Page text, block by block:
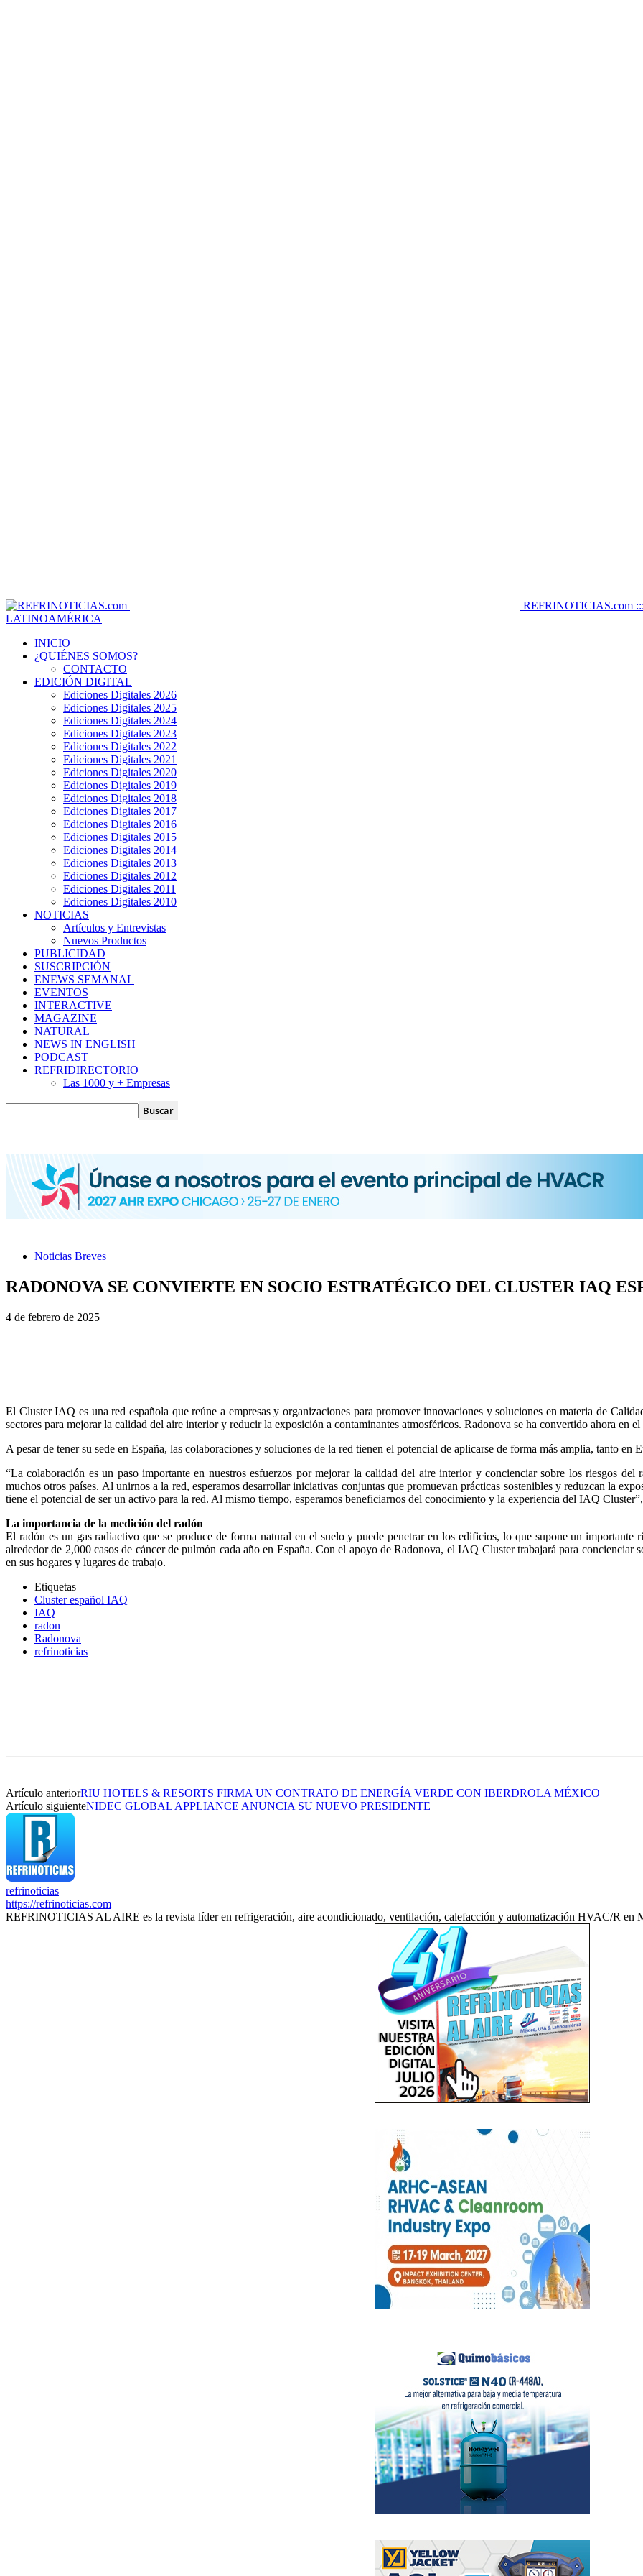
REFRINOTICIAS.com
LATINOAMÉRICA
INICIO
¿QUIÉNES SOMOS?
CONTACTO
EDICIÓN DIGITAL
Ediciones Digitales 2026
Ediciones Digitales 2025
Ediciones Digitales 2024
Ediciones Digitales 2023
Ediciones Digitales 2022
Ediciones Digitales 2021
Ediciones Digitales 2020
Ediciones Digitales 2019
Ediciones Digitales 2018
Ediciones Digitales 2017
Ediciones Digitales 2016
Ediciones Digitales 2015
Ediciones Digitales 2014
Ediciones Digitales 2013
Ediciones Digitales 2012
Ediciones Digitales 2011
Ediciones Digitales 2010
NOTICIAS
Artículos y Entrevistas
Nuevos Productos
PUBLICIDAD
SUSCRIPCIÓN
ENEWS SEMANAL
EVENTOS
INTERACTIVE
MAGAZINE
NATURAL
NEWS IN ENGLISH
PODCAST
REFRIDIRECTORIO
Las 1000 y + Empresas
Noticias Breves
RADONOVA SE CONVIERTE EN SOCIO ESTRATÉGICO DEL CLUSTER IAQ
4 de febrero de 2025
El Cluster IAQ es una red española que reúne a empresas y organizaciones para promover innovaciones y soluciones en materia de
sectores para mejorar la calidad del aire interior y reducir la exposición a contaminantes atmosféricos. Radonova se ha convertido ahora en
A pesar de tener su sede en España, las colaboraciones y soluciones de la red tienen el potencial de aplicarse de forma más amplia, tanto en
“La colaboración es un paso importante en nuestros esfuerzos por mejorar la calidad del aire interior y concienciar sobre los riesgos
muchos otros países. Al unirnos a la red, esperamos desarrollar iniciativas conjuntas que promuevan prácticas sostenibles y reduzcan la
tiene el potencial de ser un activo para la red. Al mismo tiempo, esperamos beneficiarnos del conocimiento y la experiencia del IAQ
La importancia de la medición del radón
El radón es un gas radiactivo que se produce de forma natural en el suelo y puede penetrar en los edificios, lo que supone un
alrededor de 2,000 casos de cáncer de pulmón cada año en España. Con el apoyo de Radonova, el IAQ Cluster trabajará para concienciar
en sus hogares y lugares de trabajo.
Etiquetas
Cluster español IAQ
IAQ
radon
Radonova
refrinoticias
Artículo anteriorRIU HOTELS & RESORTS FIRMA UN CONTRATO DE ENERGÍA VERDE CON IBERDROLA MÉXICO
Artículo siguienteNIDEC GLOBAL APPLIANCE ANUNCIA SU NUEVO PRESIDENTE
refrinoticias
https://refrinoticias.com
REFRINOTICIAS AL AIRE es la revista líder en refrigeración, aire acondicionado, ventilación, calefacción y automatización HVAC/R en